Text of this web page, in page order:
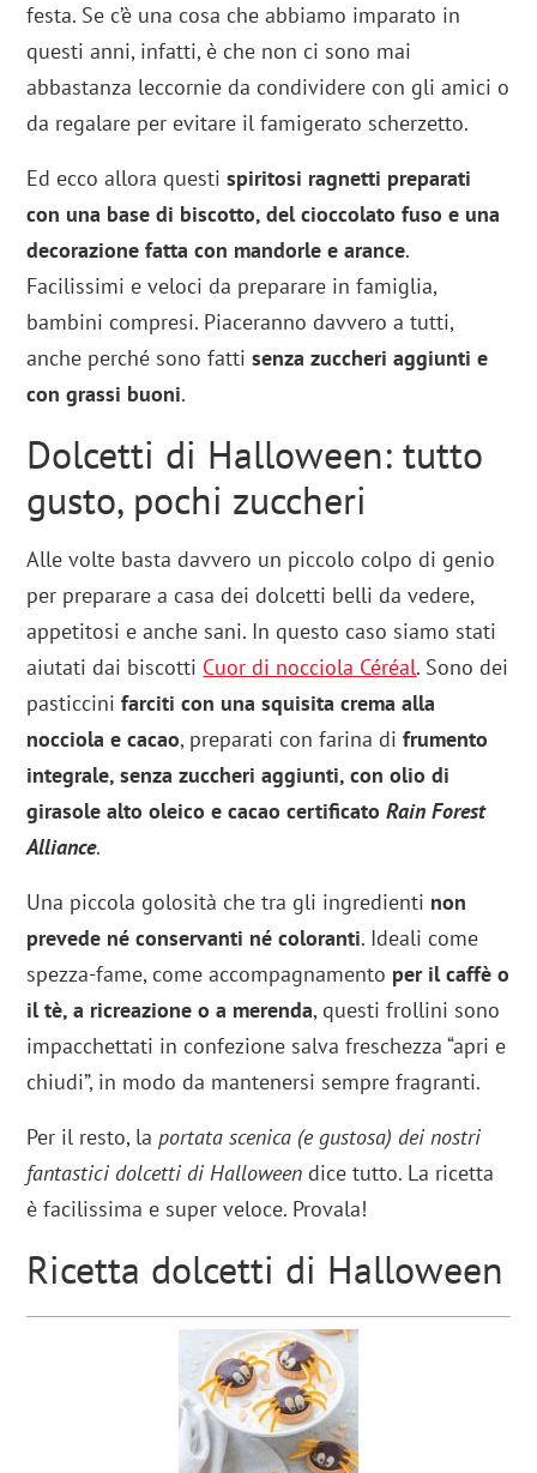
festa. Se c’è una cosa che abbiamo imparato in
questi anni, infatti, è che non ci sono mai
abbastanza leccornie da condividere con gli amici o
da regalare per evitare il famigerato scherzetto.
Ed ecco allora questispiritosi ragnetti preparati
con una base di biscotto, del cioccolato fuso e una
decorazione fatta con mandorle e arance.
Facilissimi e veloci da preparare in famiglia,
bambini compresi. Piaceranno davvero a tutti,
anche perché sono fattisenza zuccheri aggiunti e
con grassi buoni.
Dolcetti di Halloween: tutto
gusto, pochi zuccheri
Alle volte basta davvero un piccolo colpo di genio
per preparare a casa dei dolcetti belli da vedere,
appetitosi e anche sani. In questo caso siamo stati
aiutati dai biscotti Cuor di nocciola Céréal. Sono dei
pasticcinifarciti con una squisita crema alla
nocciola e cacao, preparati con farina difrumento
integrale, senza zuccheri aggiunti, con olio di
girasole alto oleico e cacao certificatoRain Forest
Alliance.
Una piccola golosità che tra gli ingredienti non
prevede né conservanti né coloranti. Ideali come
spezza-fame, come accompagnamento per il caffè o
il tè, a ricreazione o a merenda, questi frollini sono
impacchettati in confezione salva freschezza “apri e
chiudi”, in modo da mantenersi sempre fragranti.
Per il resto, laportata scenica (e gustosa) dei nostri
fantastici dolcetti di Halloween dice tutto. La ricetta
è facilissima e super veloce. Provala!
Ricetta dolcetti di Halloween